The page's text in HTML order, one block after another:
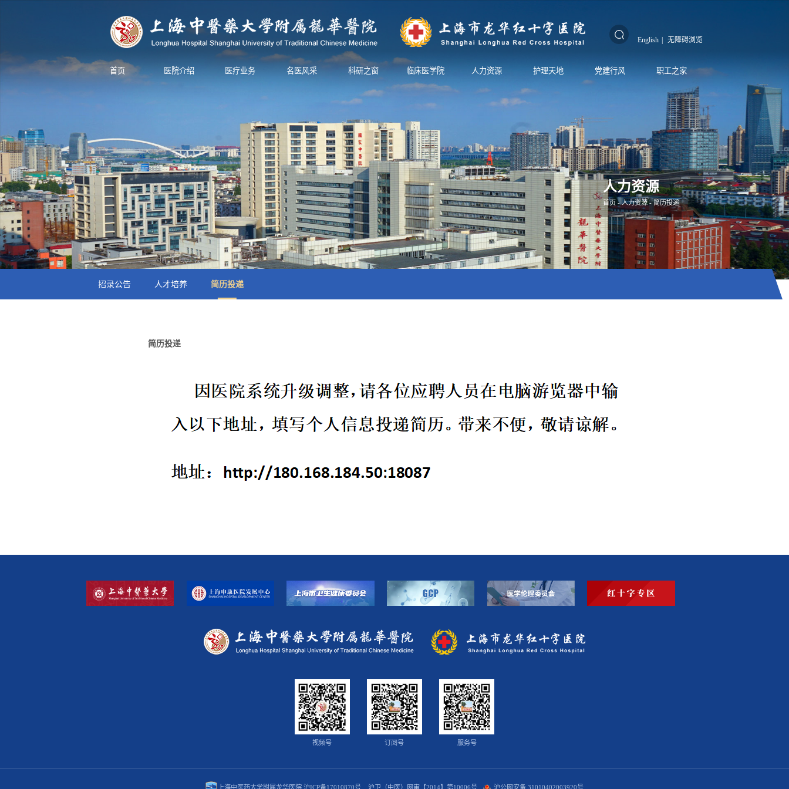
English | 无障碍浏览
首页 医院介绍 医疗业务 名医风采 科研之窗 临床医学院 人力资源 护理天地 党建行风 职工之家
人力资源
首页- 人力资源-简历投递
招录公告 人才培养 简历投递
简历投递
视频号 订阅号 服务号
上海中医药大学附属龙华医院沪ICP备17010870号 沪卫（中医）网审【2014】第10006号 沪公网安备 31010402003920号